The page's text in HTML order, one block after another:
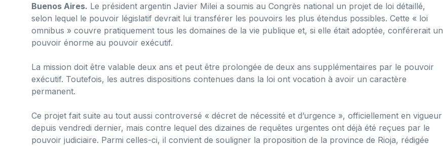
Buenos Aires. Le président argentin Javier Milei a soumis au Congrès national un projet de loi détaillé,
selon lequel le pouvoir législatif devrait lui transférer les pouvoirs les plus étendus possibles. Cette « loi
omnibus » couvre pratiquement tous les domaines de la vie publique et, si elle était adoptée, conférerait un
pouvoir énorme au pouvoir exécutif.
La mission doit être valable deux ans et peut être prolongée de deux ans supplémentaires par le pouvoir
exécutif. Toutefois, les autres dispositions contenues dans la loi ont vocation à avoir un caractère
permanent.
Ce projet fait suite au tout aussi controversé « décret de nécessité et d’urgence », officiellement en vigueur
depuis vendredi dernier, mais contre lequel des dizaines de requêtes urgentes ont déjà été reçues par le
pouvoir judiciaire. Parmi celles-ci, il convient de souligner la proposition de la province de Rioja, rédigée